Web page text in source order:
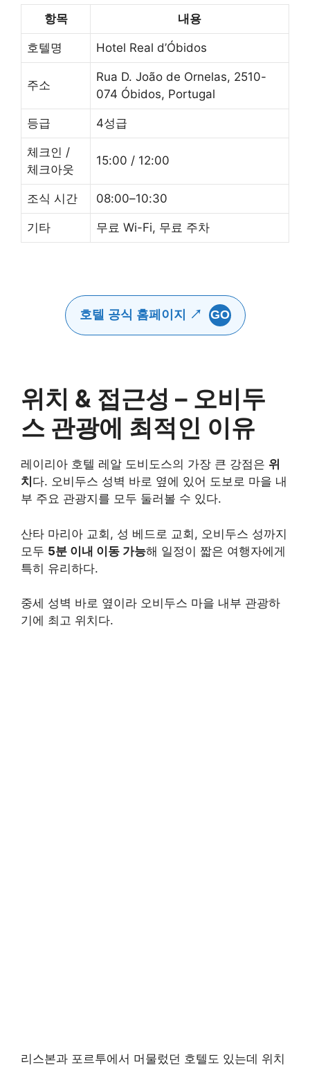
항목 내용
호텔명 Hotel Real d’Óbidos
주소
Rua D. João de Ornelas, 2510-
074 Óbidos, Portugal
등급 4성급
체크인 /
체크아웃
15:00 / 12:00
조식 시간 08:00–10:30
기타 무료 Wi-Fi, 무료 주차
호텔 공식 홈페이지 ↗ GO
위치 & 접근성 – 오비두
스 관광에 최적인 이유
레이리아 호텔 레알 도비도스의 가장 큰 강점은 위
치 다. 오비두스 성벽 바로 옆에 있어 도보로 마을 내
부 주요 관광지를 모두 둘러볼 수 있다.
산타 마리아 교회, 성 베드로 교회, 오비두스 성까지
모두 5분 이내 이동 가능해 일정이 짧은 여행자에게
특히 유리하다.
중세 성벽 바로 옆이라 오비두스 마을 내부 관광하
기에 최고 위치다.
리스본과 포르투에서 머물렀던 호텔도 있는데 위치